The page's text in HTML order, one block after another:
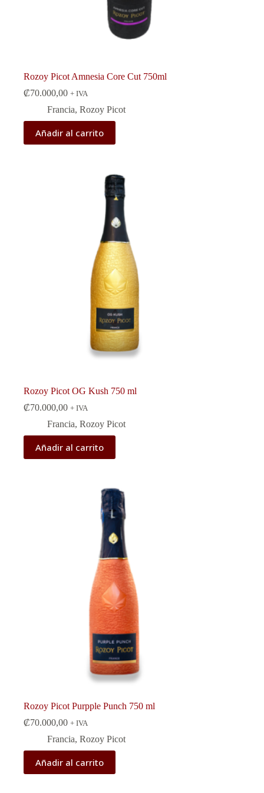
Rozoy Picot Amnesia Core Cut 750ml
₡70.000,00 + IVA
Francia, Rozoy Picot
Añadir al carrito
Rozoy Picot OG Kush 750 ml
₡70.000,00 + IVA
Francia, Rozoy Picot
Añadir al carrito
Rozoy Picot Purpple Punch 750 ml
₡70.000,00 + IVA
Francia, Rozoy Picot
Añadir al carrito